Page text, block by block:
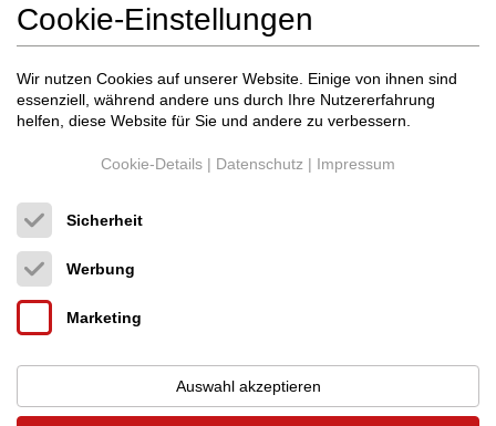
Cookie-Einstellungen
Wir nutzen Cookies auf unserer Website. Einige von ihnen sind
essenziell, während andere uns durch Ihre Nutzererfahrung
helfen, diese Website für Sie und andere zu verbessern.
Cookie-Details | Datenschutz | Impressum
Sicherheit
Werbung
Marketing
Auswahl akzeptieren